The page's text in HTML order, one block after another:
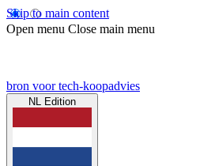
Skip to main content
Open menu Close main menu
bron voor tech-koopadvies
NL Edition